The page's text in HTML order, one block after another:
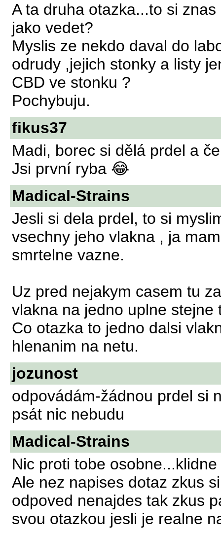
A ta druha otazka...to si
jako vedet?
Myslis ze nekdo daval do
odrudy ,jejich stonky a listy
CBD ve stonku ?
Pochybuju.
fikus37
Madi, borec si dělá prdel a
Jsi první ryba 😂
Madical-Strains
Jesli si dela prdel, to si
vsechny jeho vlakna , ja
smrtelne vazne.
Uz pred nejakym casem tu
vlakna na jedno uplne stejne
Co otazka to jedno dalsi
hlenanim na netu.
jozunost
odpovádám-žádnou prdel si
psát nic nebudu
Madical-Strains
Nic proti tobe osobne...klidne
Ale nez napises dotaz zkus
odpoved nenajdes tak zkus
svou otazkou jesli je realne